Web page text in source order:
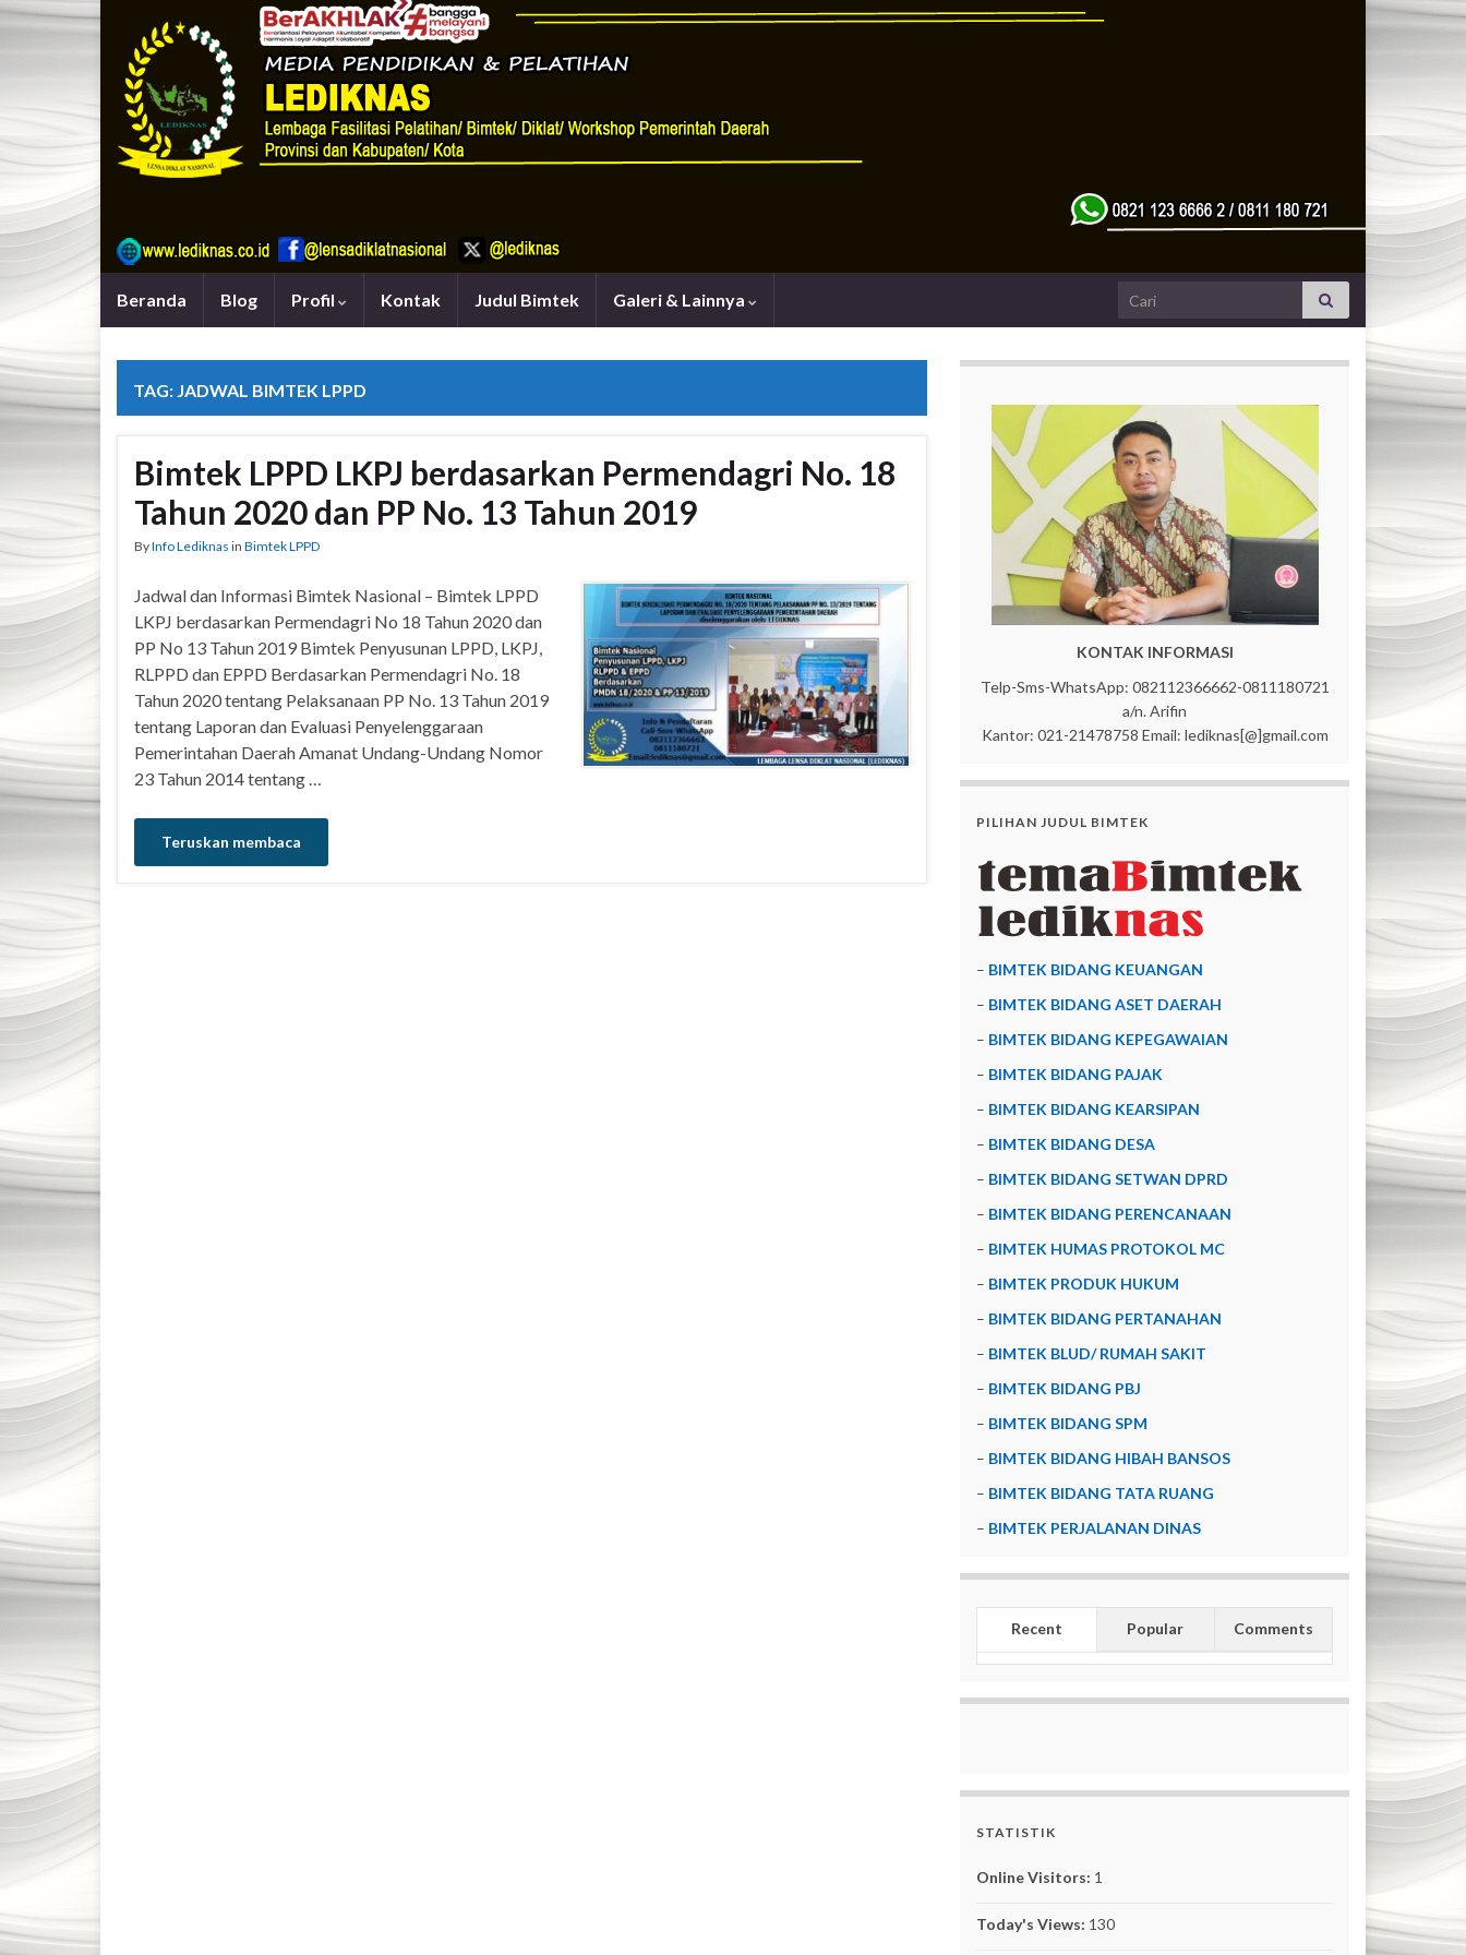
Beranda Blog Profil Kontak Judul Bimtek Galeri & Lainnya Search for:
TAG: JADWAL BIMTEK LPPD
Bimtek LPPD LKPJ berdasarkan Permendagri No. 18
Tahun 2020 dan PP No. 13 Tahun 2019
ByInfo Lediknas in Bimtek LPPD
Jadwal dan Informasi Bimtek Nasional – Bimtek LPPD
LKPJ berdasarkan Permendagri No 18 Tahun 2020 dan
PP No 13 Tahun 2019 Bimtek Penyusunan LPPD, LKPJ,
RLPPD dan EPPD Berdasarkan Permendagri No. 18
Tahun 2020 tentang Pelaksanaan PP No. 13 Tahun 2019
tentang Laporan dan Evaluasi Penyelenggaraan
Pemerintahan Daerah Amanat Undang-Undang Nomor
23 Tahun 2014 tentang …
Teruskan membaca
KONTAK INFORMASI
Telp-Sms-WhatsApp: 082112366662-0811180721
a/n. Arifin
Kantor: 021-21478758 Email: lediknas[@]gmail.com
PILIHAN JUDUL BIMTEK
– BIMTEK BIDANG KEUANGAN
– BIMTEK BIDANG ASET DAERAH
– BIMTEK BIDANG KEPEGAWAIAN
– BIMTEK BIDANG PAJAK
– BIMTEK BIDANG KEARSIPAN
– BIMTEK BIDANG DESA
– BIMTEK BIDANG SETWAN DPRD
– BIMTEK BIDANG PERENCANAAN
– BIMTEK HUMAS PROTOKOL MC
– BIMTEK PRODUK HUKUM
– BIMTEK BIDANG PERTANAHAN
– BIMTEK BLUD/ RUMAH SAKIT
– BIMTEK BIDANG PBJ
– BIMTEK BIDANG SPM
– BIMTEK BIDANG HIBAH BANSOS
– BIMTEK BIDANG TATA RUANG
– BIMTEK PERJALANAN DINAS
Recent Popular Comments
STATISTIK
Online Visitors: 1
Today's Views: 130